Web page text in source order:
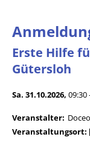
Erste Hilfe
Gütersloh
Sa. 31.10.2026, 09:30
Veranstalter:
Veranstaltungsort: